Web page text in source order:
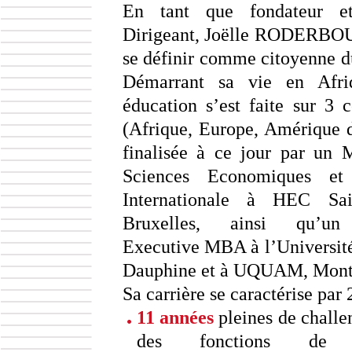
En tant que fondateur
Dirigeant, Joëlle
se définir comme citoyenne
Démarrant sa vie en
éducation s’est faite sur 3
(Afrique, Europe, Amérique
finalisée à ce jour par un
Sciences Economiques
Internationale à HEC
Bruxelles, ainsi qu’un
Executive MBA à
Dauphine et à UQUAM,
Sa carrière se caractérise par
11 annéespleines de
des fonctions de